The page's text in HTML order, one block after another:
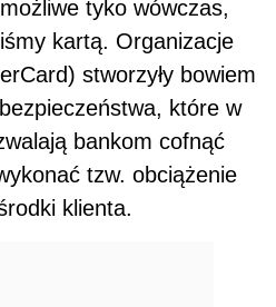
tyko wówczas,
kartą. Organizacje
stworzyły bowiem
które w
bankom cofnąć
tzw. obciążenie
klienta.